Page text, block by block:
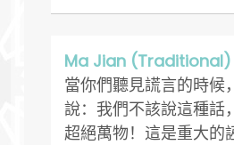
Ma Jian (Traditional)
當你們聽見謊言的時候
說：我們不該說這種話
超絕萬物！這是重大的